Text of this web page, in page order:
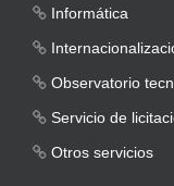
Informática
Observatorio
Servicio de
Otros servicios